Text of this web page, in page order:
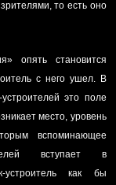
то есть оно
опять становится
с него ушел. В
устроителей это поле
место, уровень
вспоминающее
вступает в
устроитель как бы